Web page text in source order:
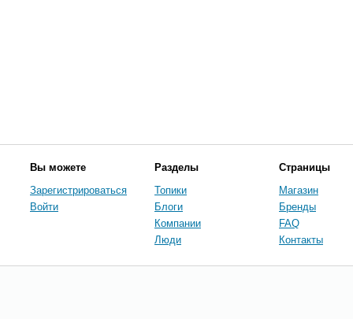
Вы можете
Зарегистрироваться
Войти
Разделы
Топики
Блоги
Компании
Люди
Страницы
Магазин
Бренды
FAQ
Контакты